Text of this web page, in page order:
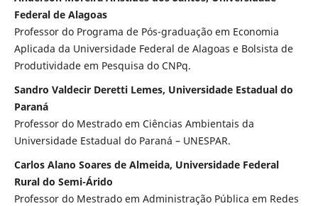
Federal de Alagoas
Professor do Programa de Pós-graduação em Economia
Aplicada da Universidade Federal de Alagoas e Bolsista de
Produtividade em Pesquisa do CNPq.
Sandro Valdecir Deretti Lemes, Universidade Estadual do
Paraná
Professor do Mestrado em Ciências Ambientais da
Universidade Estadual do Paraná – UNESPAR.
Carlos Alano Soares de Almeida, Universidade Federal
Rural do Semi-Árido
Professor do Mestrado em Administração Pública em Redes